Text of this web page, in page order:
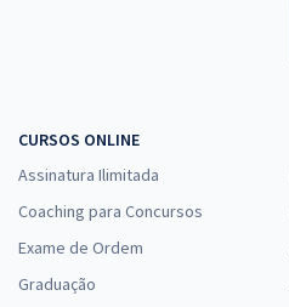
CURSOS ONLINE
Assinatura Ilimitada
Coaching para Concursos
Exame de Ordem
Graduação